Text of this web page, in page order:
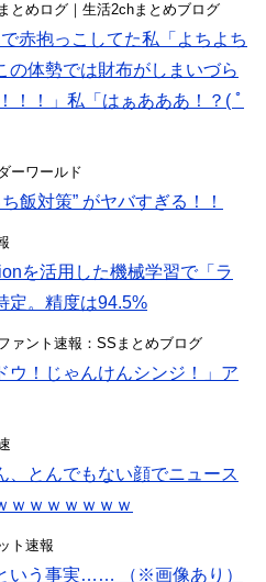
とめログ｜生活2chまとめブログ
赤抱っこしてた私「よちよち
体勢では財布がしまいづら
！！」私「はぁあああ！？( ﾟ
ーワールド
飯対策” がヤバすぎる！！
を活用した機械学習で「ラ
定。精度は94.5%
ァント速報：SSまとめブログ
ウ！じゃんけんシンジ！」ア
、とんでもない顔でニュース
ｗｗｗｗｗｗｗ
ト速報
いう事実…… （※画像あり）